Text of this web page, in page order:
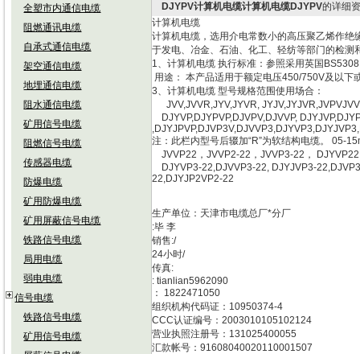
全塑市内通信电缆
阻燃通讯电缆
自承式通信电缆
架空通信电缆
地埋通信电缆
阻水通信电缆
矿用信号电缆
阻燃信号电缆
传感器电缆
防爆电缆
矿用防爆电缆
矿用屏蔽信号电缆
铁路信号电缆
局用电缆
弱电电缆
信号电缆
铁路信号电缆
矿用信号电缆
DJYPV计算机电缆计算机电缆DJYPV的详细
计算机电缆
计算机电缆，选用介电常数小的高压聚乙烯作
于发电、冶金、石油、化工、轻纺等部门的检
1、计算机电缆 执行标准：参照采用英国
用途： 本产品适用于额定电压450/750V及以
3、计算机电缆 型号规格范围使用场合：
JVV,JVVR,JYV,JYVR,
DJYVP,DJYPVP,DJVPV,DJVVP,
注：此栏内型号后辍加“R”为软结构电缆。 05-
JVVP22，JVVP2-22，JVVP3-22，
DJYVP3-22,DJVVP3-22, DJYJVP3-
22,DJYJP2VP2-22
生产单位：天津市电缆总厂*分厂
:毕 李
销售:/
24小时/
传真:
: tianlian5962090
： 1822471050
组织机构代码证：10950374-4
CCC认证编号：2003010105102124
营业执照注册号：131025400055
汇款帐号：91608040020110001507